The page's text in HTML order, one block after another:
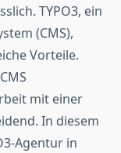
TYPO3, ein
(CMS),
Vorteile.
mit einer
In diesem
Agentur in